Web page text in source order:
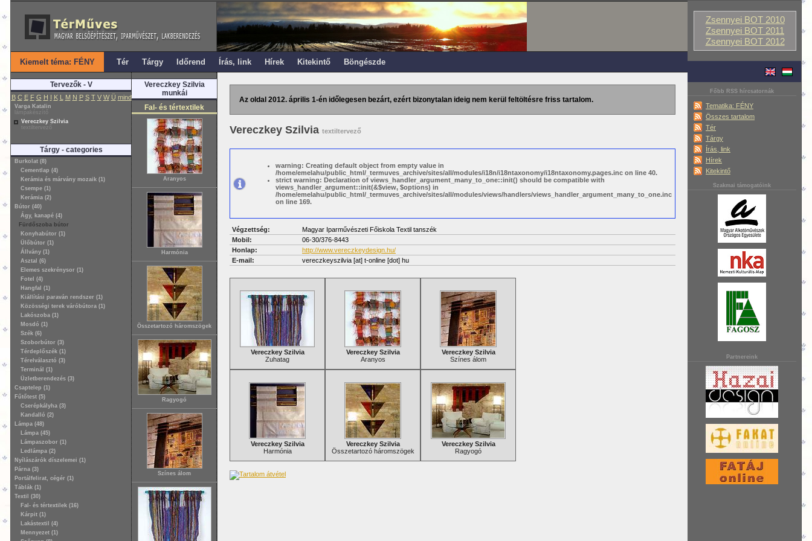
Zsennyei BOT 2010
Zsennyei BOT 2011
Zsennyei BOT 2012
Főbb RSS hírcsatornák
Tematika: FÉNY
Összes tartalom
Tér
Tárgy
Írás, link
Hírek
Kitekintő
Szakmai támogatóink
Partnereink
Kiemelt téma: FÉNY Tér Tárgy Időrend Írás, link Hírek Kitekintő Böngészde
Tervezők - V
B C E F G H I K L M N P S T V W Ü mind
Varga Katalin
lámpakészítő
Vereczkey Szilvia
textiltervező
Tárgy - categories
Burkolat (8)
Cementlap (4)
Kerámia és márvány mozaik (1)
Csempe (1)
Kerámia (2)
Bútor (40)
Ágy, kanapé (4)
Fürdőszoba bútor
Konyhabútor (1)
Ülőbútor (1)
Állvány (1)
Asztal (6)
Elemes szekrénysor (1)
Fotel (4)
Hangfal (1)
Kiállítási paraván rendszer (1)
Közösségi terek váróbútora (1)
Lakószoba (1)
Mosdó (1)
Szék (6)
Szoborbútor (3)
Térdeplőszék (1)
Térelválasztó (3)
Terminál (1)
Üzletberendezés (3)
Csaptelep (1)
Fűtőtest (5)
Cserépkályha (3)
Kandalló (2)
Lámpa (48)
Lámpa (45)
Lámpaszobor (1)
Ledlámpa (2)
Nyílászárók díszelemei (1)
Párna (3)
Portálfelirat, cégér (1)
Táblák (1)
Textil (30)
Fal- és tértextilek (16)
Kárpit (1)
Lakástextil (4)
Mennyezet (1)
Vereczkey Szilvia
munkái
Fal- és tértextilek
Aranyos
Harmónia
Összetartozó háromszögek
Ragyogó
Színes álom
Az oldal 2012. április 1-én időlegesen bezárt, ezért bizonytalan ideig nem kerül feltöltésre friss tartalom.
Vereczkey Szilvia textiltervező
warning: Creating default object from empty value in
/home/emelahu/public_html/_termuves_archive/sites/all/modules/i18n/i18ntaxonomy/i18ntaxonomy.pages.inc on line 40.
strict warning: Declaration of views_handler_argument_many_to_one::init() should be compatible with
views_handler_argument::init(&$view, $options) in
/home/emelahu/public_html/_termuves_archive/sites/all/modules/views/handlers/views_handler_argument_many_to_one.inc
on line 169.
Végzettség:
Magyar Iparművészeti Főiskola Textil tanszék
Mobil:
06-30/376-8443
Honlap:
http://www.vereczkeydesign.hu/
E-mail:
vereczkeyszilvia [at] t-online [dot] hu
Vereczkey Szilvia
Zuhatag
Vereczkey Szilvia
Aranyos
Vereczkey Szilvia
Színes álom
Vereczkey Szilvia
Harmónia
Vereczkey Szilvia
Összetartozó háromszögek
Vereczkey Szilvia
Ragyogó